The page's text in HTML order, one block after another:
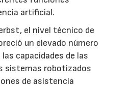
artificial.
el nivel técnico de
un elevado número
capacidades de las
sistemas robotizados
de asistencia